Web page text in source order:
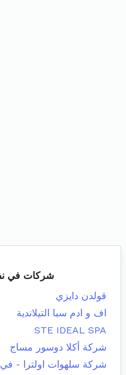
شركات في
قولدن دايزي
اف و ادم سبا التيلاندية
STE IDEAL SPA
شركة أكلا دوسور مساج
شركة سلهوات اولترا -